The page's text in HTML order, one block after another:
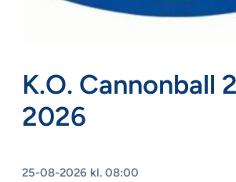
K.O. Cannonball
2026
25-08-2026 kl. 08:00